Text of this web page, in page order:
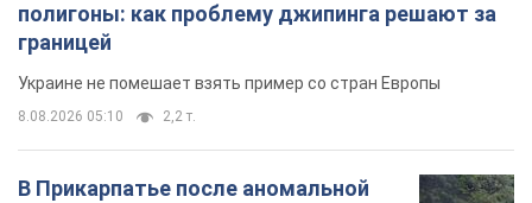
полигоны: как проблему джипинга решают за
границей
Украине не помешает взять пример со стран Европы
8.08.2026 05:10 2,2 т.
В Прикарпатье после аномальной